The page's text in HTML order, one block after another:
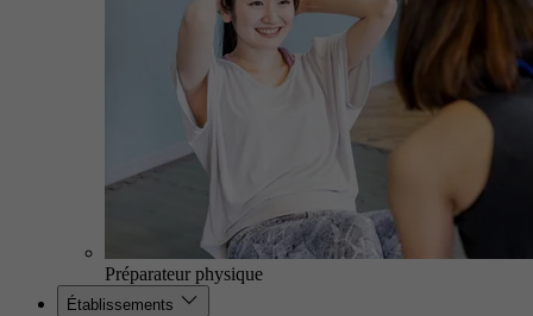
Préparateur physique
Établissements